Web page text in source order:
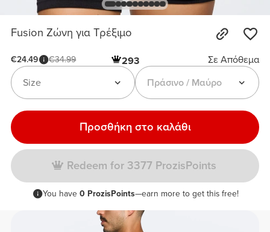
Fusion Ζώνη για Τρέξιμο
€24.49 €34.99 293
Σε Απόθεμα
Πράσινο / Μαύρο
Size
Προσθήκη στο καλάθι
Redeem for 3377 ProzisPoints
You have 0 ProzisPoints—earn more to get this free!